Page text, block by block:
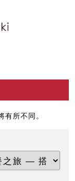
所不同。